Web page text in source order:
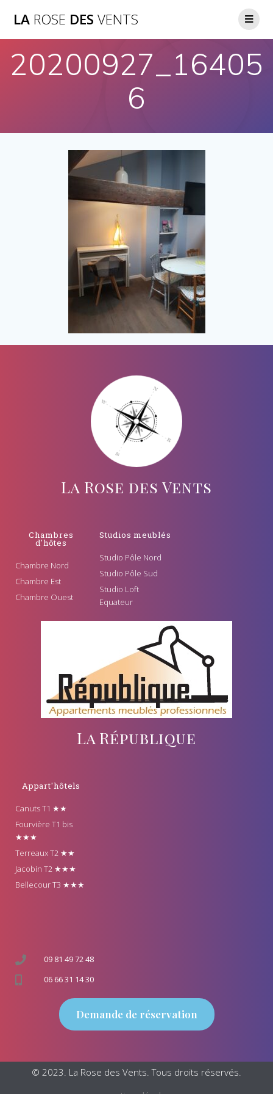
LA ROSE DES VENTS
20200927_16405
6
La Rose des Vents
Chambres
d'hôtes
Chambre Nord
Chambre Est
Chambre Ouest
Studios meublés
Studio Pôle Nord
Studio Pôle Sud
Studio Loft
Equateur
La République
Appart'hôtels
Canuts T1 ★★
Fourvière T1 bis
★★★
Terreaux T2 ★★
Jacobin T2 ★★★
Bellecour T3 ★★★
09 81 49 72 48
06 66 31 14 30
Demande de réservation
© 2023. La Rose des Vents. Tous droits réservés.